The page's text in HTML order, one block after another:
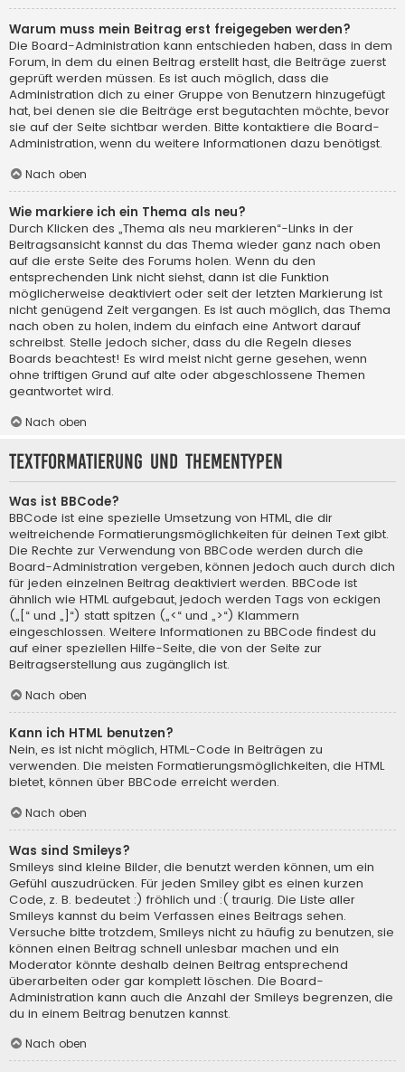
Warum muss mein Beitrag erst freigegeben werden?
Die Board-Administration kann entschieden haben, dass in dem
Forum, in dem du einen Beitrag erstellt hast, die Beiträge zuerst
geprüft werden müssen. Es ist auch möglich, dass die
Administration dich zu einer Gruppe von Benutzern hinzugefügt
hat, bei denen sie die Beiträge erst begutachten möchte, bevor
sie auf der Seite sichtbar werden. Bitte kontaktiere die Board-
Administration, wenn du weitere Informationen dazu benötigst.
Nach oben
Wie markiere ich ein Thema als neu?
Durch Klicken des „Thema als neu markieren“-Links in der
Beitragsansicht kannst du das Thema wieder ganz nach oben
auf die erste Seite des Forums holen. Wenn du den
entsprechenden Link nicht siehst, dann ist die Funktion
möglicherweise deaktiviert oder seit der letzten Markierung ist
nicht genügend Zeit vergangen. Es ist auch möglich, das Thema
nach oben zu holen, indem du einfach eine Antwort darauf
schreibst. Stelle jedoch sicher, dass du die Regeln dieses
Boards beachtest! Es wird meist nicht gerne gesehen, wenn
ohne triftigen Grund auf alte oder abgeschlossene Themen
geantwortet wird.
Nach oben
Textformatierung und Thementypen
Was ist BBCode?
BBCode ist eine spezielle Umsetzung von HTML, die dir
weitreichende Formatierungsmöglichkeiten für deinen Text gibt.
Die Rechte zur Verwendung von BBCode werden durch die
Board-Administration vergeben, können jedoch auch durch dich
für jeden einzelnen Beitrag deaktiviert werden. BBCode ist
ähnlich wie HTML aufgebaut, jedoch werden Tags von eckigen
(„[“ und „]“) statt spitzen („<“ und „>“) Klammern
eingeschlossen. Weitere Informationen zu BBCode findest du
auf einer speziellen Hilfe-Seite, die von der Seite zur
Beitragserstellung aus zugänglich ist.
Nach oben
Kann ich HTML benutzen?
Nein, es ist nicht möglich, HTML-Code in Beiträgen zu
verwenden. Die meisten Formatierungsmöglichkeiten, die HTML
bietet, können über BBCode erreicht werden.
Nach oben
Was sind Smileys?
Smileys sind kleine Bilder, die benutzt werden können, um ein
Gefühl auszudrücken. Für jeden Smiley gibt es einen kurzen
Code, z. B. bedeutet :) fröhlich und :( traurig. Die Liste aller
Smileys kannst du beim Verfassen eines Beitrags sehen.
Versuche bitte trotzdem, Smileys nicht zu häufig zu benutzen, sie
können einen Beitrag schnell unlesbar machen und ein
Moderator könnte deshalb deinen Beitrag entsprechend
überarbeiten oder gar komplett löschen. Die Board-
Administration kann auch die Anzahl der Smileys begrenzen, die
du in einem Beitrag benutzen kannst.
Nach oben